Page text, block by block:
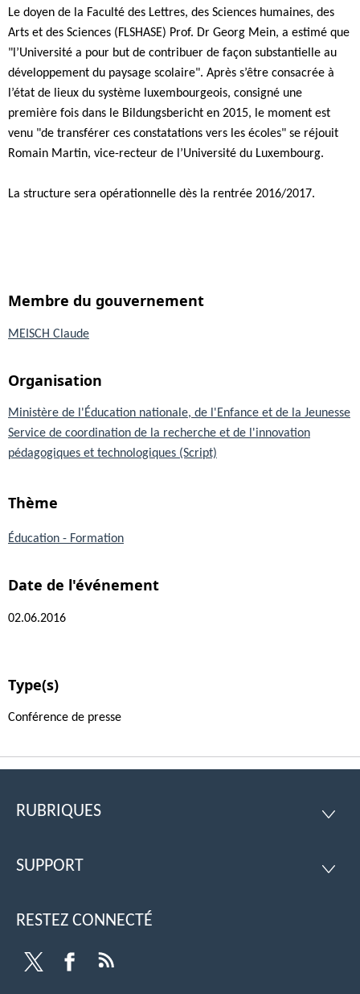
Le doyen de la Faculté des Lettres, des Sciences humaines, des
Arts et des Sciences (FLSHASE) Prof. Dr Georg Mein, a estimé que
"l’Université a pour but de contribuer de façon substantielle au
développement du paysage scolaire". Après s’être consacrée à
l’état de lieux du système luxembourgeois, consigné une
première fois dans le Bildungsbericht en 2015, le moment est
venu "de transférer ces constatations vers les écoles" se réjouit
Romain Martin, vice-recteur de l’Université du Luxembourg.
La structure sera opérationnelle dès la rentrée 2016/2017.
Membre du gouvernement
MEISCH Claude
Organisation
Ministère de l'Éducation nationale, de l'Enfance et de la Jeunesse
Service de coordination de la recherche et de l'innovation
pédagogiques et technologiques (Script)
Thème
Éducation - Formation
Date de l'événement
02.06.2016
Type(s)
Conférence de presse
Pied
page
RUBRIQUES
SUPPORT
RESTEZ CONNECTÉ
Twitter Facebook